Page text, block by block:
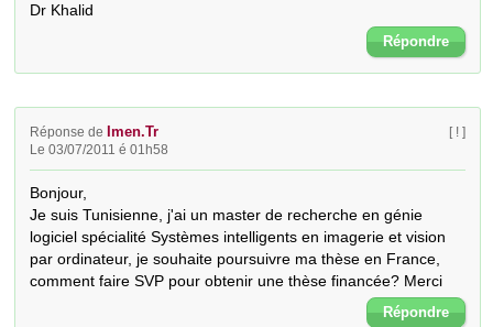
Dr Khalid
Répondre
Réponse de Imen.Tr
Le 03/07/2011 é 01h58
[ ! ]
Bonjour,
Je suis Tunisienne, j'ai un master de recherche en génie
logiciel spécialité Systèmes intelligents en imagerie et vision
par ordinateur, je souhaite poursuivre ma thèse en France,
comment faire SVP pour obtenir une thèse financée? Merci
Répondre